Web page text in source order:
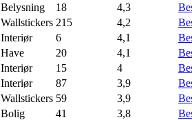
Belysning 18 4,3
Wallstickers 215 4,2
Interiør 6 4,1
Have 20 4,1
Interiør 15 4
Interiør 87 3,9
Wallstickers 59 3,9
Bolig 41 3,8